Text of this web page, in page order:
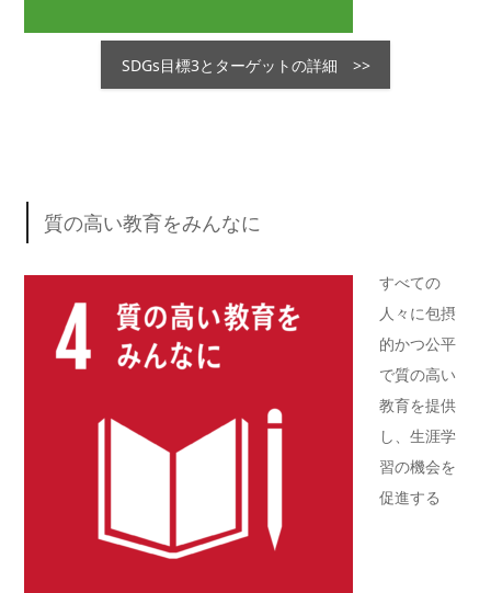
SDGs目標3とターゲットの詳細 >>
質の高い教育をみんなに
すべての
人々に包摂
的かつ公平
で質の高い
教育を提供
し、生涯学
習の機会を
促進する